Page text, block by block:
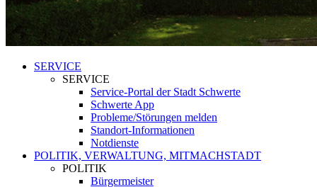
SERVICE
SERVICE
Service-Portal der Stadt Schwerte
Schwerte App
Probleme/Störungen melden
Standort-Informationen
Notdienste
POLITIK, VERWALTUNG, MITMACHSTADT
POLITIK
Bürgermeister